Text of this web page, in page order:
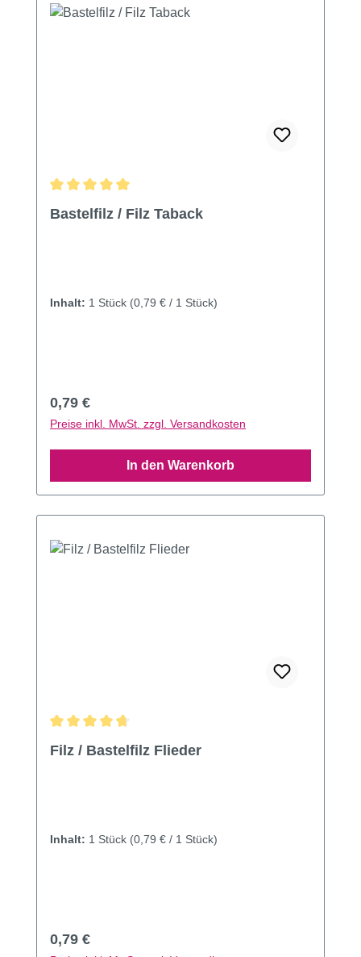
Bastelfilz / Filz Taback
Inhalt: 1 Stück (0,79 € / 1 Stück)
Regulärer Preis:
0,79 €
Preise inkl. MwSt. zzgl. Versandkosten
In den Warenkorb
Filz / Bastelfilz Flieder
Inhalt: 1 Stück (0,79 € / 1 Stück)
Regulärer Preis:
0,79 €